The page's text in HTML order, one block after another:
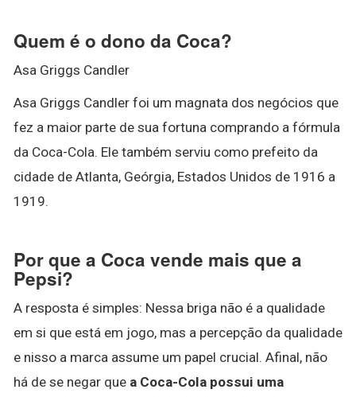
Quem é o dono da Coca?
Asa Griggs Candler
Asa Griggs Candler foi um magnata dos negócios que
fez a maior parte de sua fortuna comprando a fórmula
da Coca-Cola. Ele também serviu como prefeito da
cidade de Atlanta, Geórgia, Estados Unidos de 1916 a
1919.
Por que a Coca vende mais que a
Pepsi?
A resposta é simples: Nessa briga não é a qualidade
em si que está em jogo, mas a percepção da qualidade
e nisso a marca assume um papel crucial. Afinal, não
há de se negar que a Coca-Cola possui uma